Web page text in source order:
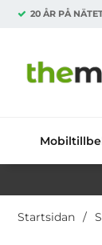
20 ÅR PÅ
Startsidan